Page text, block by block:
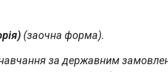
(заочна форма).
за державним